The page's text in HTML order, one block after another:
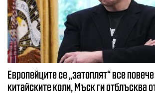
Европейците се „затоплят“ все
китайските коли, Мъск ги отблъсква